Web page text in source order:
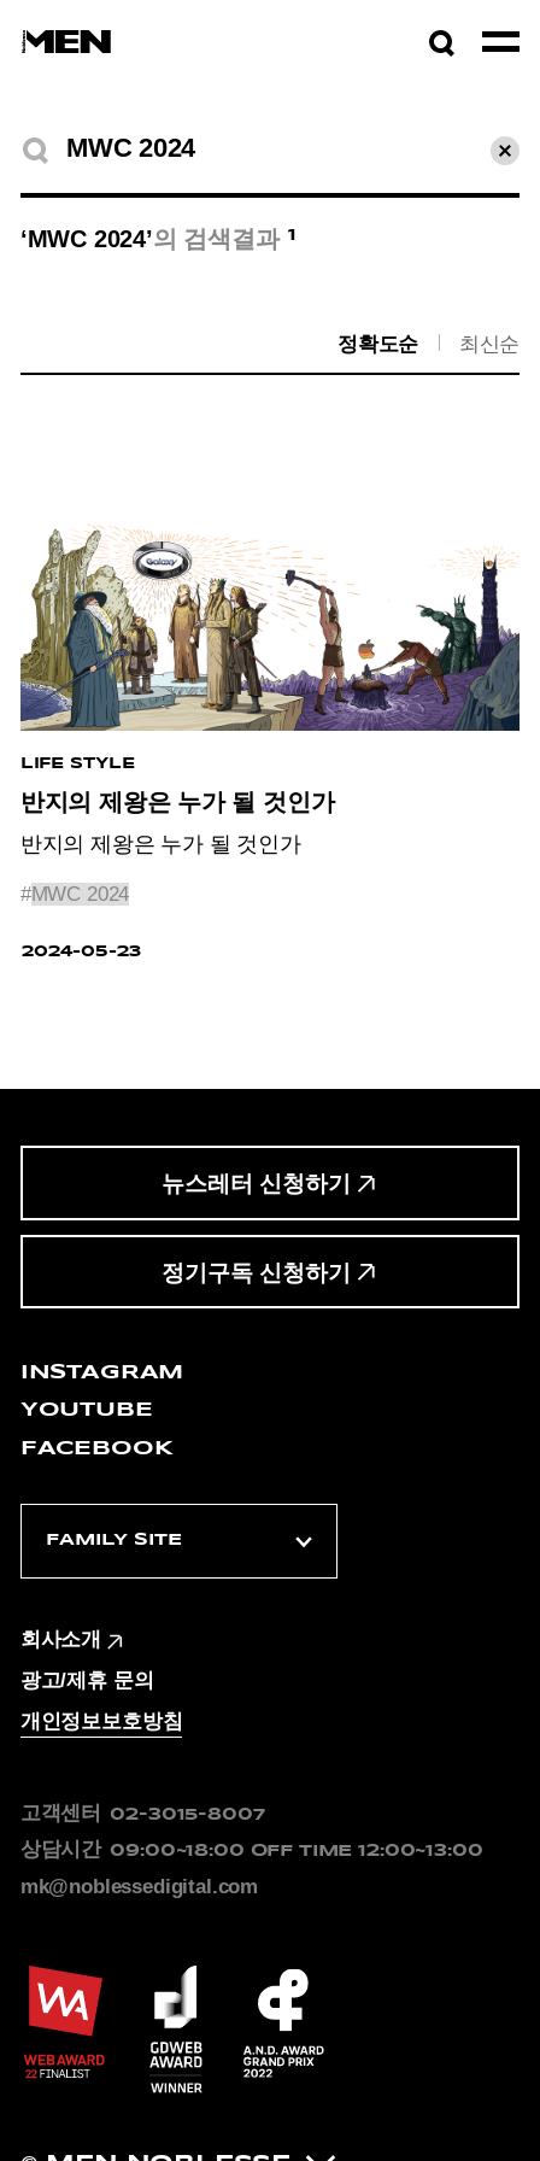
검색결과
초기
‘MWC 2024’의 검색결과 1
정확도순 최신순
LIFE STYLE
반지의 제왕은 누가 될 것인가
반지의 제왕은 누가 될 것인가
#MWC 2024
2024-05-23
뉴스레터 신청하기
정기구독 신청하기
INSTAGRAM
YOUTUBE
FACEBOOK
회사소개
광고/제휴 문의
개인정보보호방침
고객센터 02-3015-8007
상담시간 09:00~18:00 OFF TIME 12:00~13:00
mk@noblessedigital.com